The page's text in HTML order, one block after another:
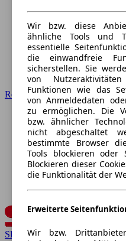
Wir bzw. diese
ähnliche Tools und
essentielle
die einwandfreie
sicherstellen. Sie
von
Funktionen wie das
von Anmeldedaten
zu ermöglichen. Die
bzw. ähnlicher
nicht abgeschaltet
bestimmte Browser
Tools blockieren oder
Blockieren dieser
die Funktionalität der
Erweiterte
Wir bzw.
Renault
SEAT